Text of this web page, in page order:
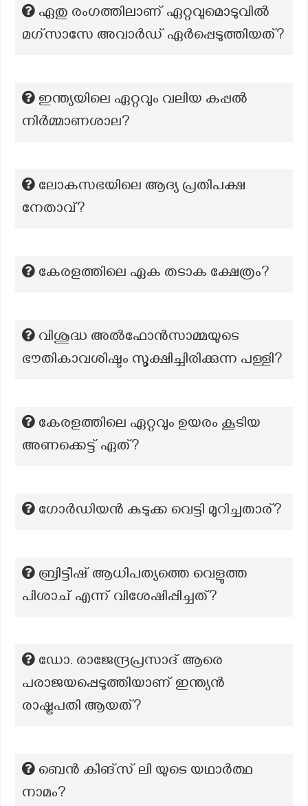
ഏതു രംഗത്തിലാണ് ഏറ്റവുമൊടുവിൽ
മഗ്‌സാസേ അവാർഡ് ഏർപ്പെടുത്തിയത്?
ഇന്ത്യയിലെ ഏറ്റവും വലിയ കപ്പൽ
നിർമ്മാണശാല?
ലോകസഭയിലെ ആദ്യ പ്രതിപക്ഷ
നേതാവ്?
കേരളത്തിലെ ഏക തടാക ക്ഷേത്രം?
വിശുദ്ധ അൽഫോൻസാമ്മയുടെ
ഭൗതികാവശിഷ്ടം സൂക്ഷിച്ചിരിക്കുന്ന പള്ളി?
കേരളത്തിലെ ഏറ്റവും ഉയരം കൂടിയ
അണക്കെട്ട് ഏത്?
ഗോർഡിയൻ കുടുക്ക വെട്ടി മുറിച്ചതാര്?
ബ്രിട്ടീഷ് ആധിപത്യത്തെ വെളുത്ത
പിശാച് എന്ന് വിശേഷിപ്പിച്ചത്?
ഡോ. രാജേന്ദ്രപ്രസാദ് ആരെ
പരാജയപ്പെടുത്തിയാണ് ഇന്ത്യൻ
രാഷ്ട്രപതി ആയത്?
ബെൻ കിങ്സ് ലി യുടെ യഥാർത്ഥ
നാമം?